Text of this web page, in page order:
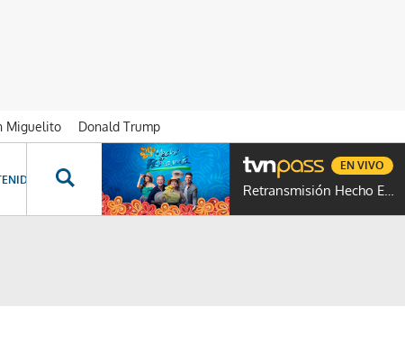
Miguelito
Donald Trump
ESPECIALES NOVELAS PROGRAMAS GENTE TVN
Retransmisión Hecho En Panamá
EN VIVO